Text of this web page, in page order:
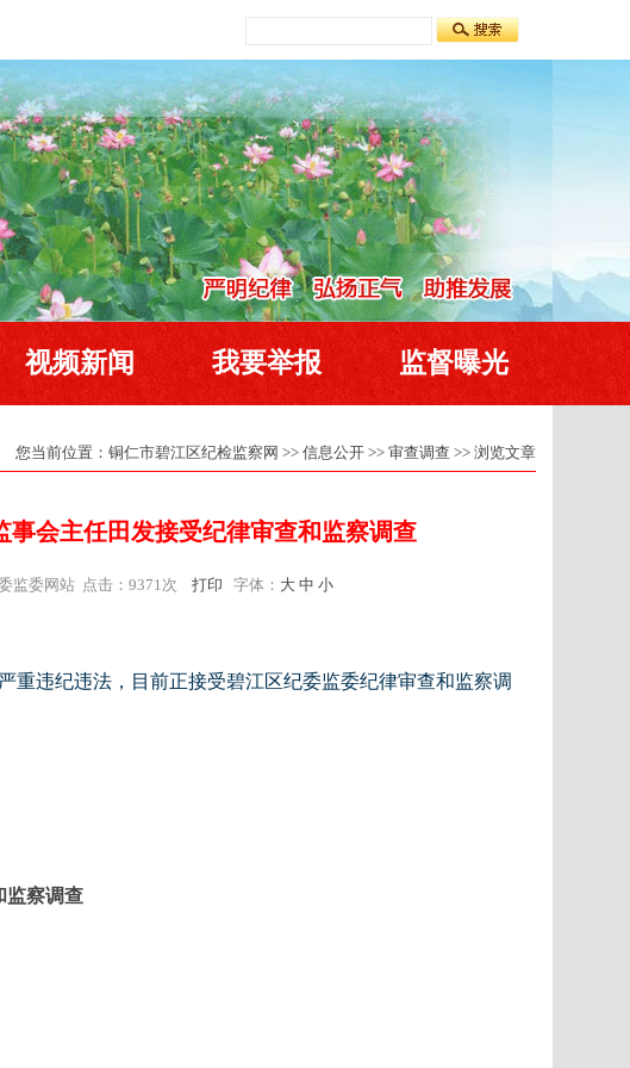
视频新闻 我要举报 监督曝光
您当前位置： 铜仁市碧江区纪检监察网 >> 信息公开 >> 审查调查 >> 浏览文章
会主任田发接受纪律审查和监察调查
监委网站 点击： 9371次 打印 字体： 大 中 小
重违纪违法，目前正接受碧江区纪委监委纪律审查和监察调
监察调查